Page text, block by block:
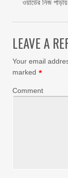
ওয়ার্ডের নিজ
LEAVE A
Your email
marked *
Comment